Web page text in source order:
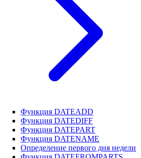
Функция DATEADD
Функция DATEDIFF
Функция DATEPART
Функция DATENAME
Определение первого дня недели